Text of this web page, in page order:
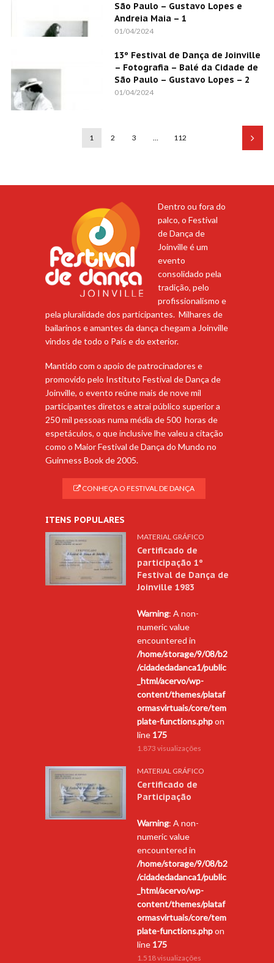
São Paulo – Gustavo Lopes e
Andreia Maia – 1
01/04/2024
13º Festival de Dança de Joinville
– Fotografia – Balé da Cidade de
São Paulo – Gustavo Lopes – 2
01/04/2024
1 2 3 … 112
Dentro ou fora do
palco, o Festival
de Dança de
Joinville é um
evento
consolidado pela
tradição, pelo
profissionalismo e
pela pluralidade dos participantes. Milhares de
bailarinos e amantes da dança chegam a Joinville
vindos de todo o País e do exterior.
Mantido com o apoio de patrocinadores e
promovido pelo Instituto Festival de Dança de
Joinville, o evento reúne mais de nove mil
participantes diretos e atrai público superior a
250 mil pessoas numa média de 500 horas de
espetáculos, o que inclusive lhe valeu a citação
como o Maior Festival de Dança do Mundo no
Guinness Book de 2005.
CONHEÇA O FESTIVAL DE DANÇA
ITENS POPULARES
MATERIAL GRÁFICO
Certificado de
participação 1º
Festival de Dança de
Joinville 1983
Warning: A non-
numeric value
encountered in
/home/storage/9/08/b2
/cidadedadanca1/public
_html/acervo/wp-
content/themes/plataf
ormasvirtuais/core/tem
plate-functions.phpon
line 175
1.873 visualizações
MATERIAL GRÁFICO
Certificado de
Participação
Warning: A non-
numeric value
encountered in
/home/storage/9/08/b2
/cidadedadanca1/public
_html/acervo/wp-
content/themes/plataf
ormasvirtuais/core/tem
plate-functions.phpon
line 175
1.518 visualizações